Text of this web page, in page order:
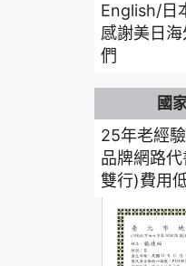
English/日
感謝美日
們
國
25年老經
品牌網路
雙行)費用